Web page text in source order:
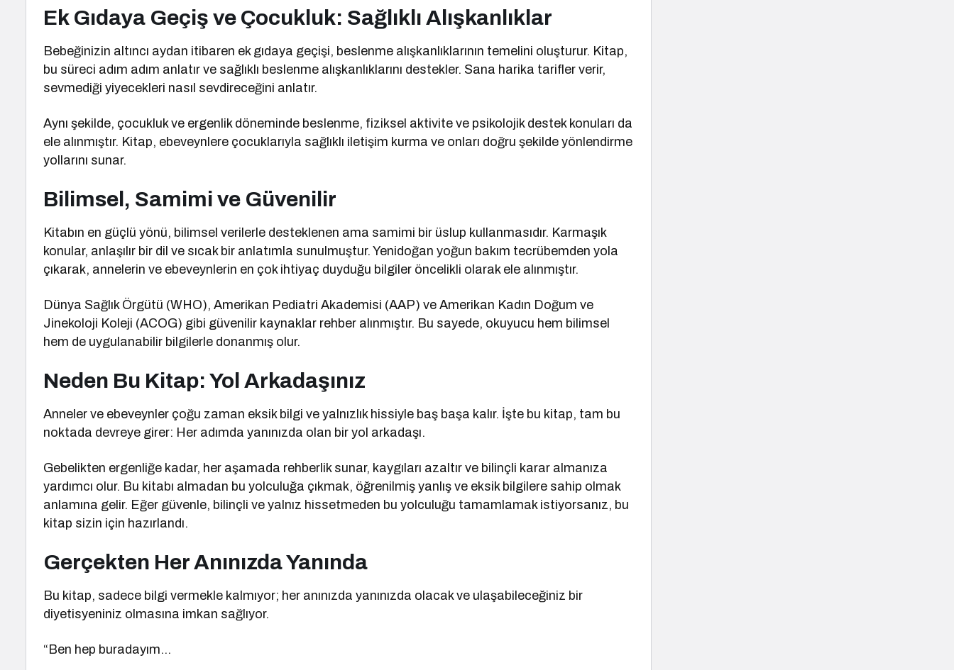
Ek Gıdaya Geçiş ve Çocukluk: Sağlıklı Alışkanlıklar
Bebeğinizin altıncı aydan itibaren ek gıdaya geçişi, beslenme alışkanlıklarının temelini oluşturur. Kitap,
bu süreci adım adım anlatır ve sağlıklı beslenme alışkanlıklarını destekler. Sana harika tarifler verir,
sevmediği yiyecekleri nasıl sevdireceğini anlatır.
Aynı şekilde, çocukluk ve ergenlik döneminde beslenme, fiziksel aktivite ve psikolojik destek konuları da
ele alınmıştır. Kitap, ebeveynlere çocuklarıyla sağlıklı iletişim kurma ve onları doğru şekilde yönlendirme
yollarını sunar.
Bilimsel, Samimi ve Güvenilir
Kitabın en güçlü yönü, bilimsel verilerle desteklenen ama samimi bir üslup kullanmasıdır. Karmaşık
konular, anlaşılır bir dil ve sıcak bir anlatımla sunulmuştur. Yenidoğan yoğun bakım tecrübemden yola
çıkarak, annelerin ve ebeveynlerin en çok ihtiyaç duyduğu bilgiler öncelikli olarak ele alınmıştır.
Dünya Sağlık Örgütü (WHO), Amerikan Pediatri Akademisi (AAP) ve Amerikan Kadın Doğum ve
Jinekoloji Koleji (ACOG) gibi güvenilir kaynaklar rehber alınmıştır. Bu sayede, okuyucu hem bilimsel
hem de uygulanabilir bilgilerle donanmış olur.
Neden Bu Kitap: Yol Arkadaşınız
Anneler ve ebeveynler çoğu zaman eksik bilgi ve yalnızlık hissiyle baş başa kalır. İşte bu kitap, tam bu
noktada devreye girer: Her adımda yanınızda olan bir yol arkadaşı.
Gebelikten ergenliğe kadar, her aşamada rehberlik sunar, kaygıları azaltır ve bilinçli karar almanıza
yardımcı olur. Bu kitabı almadan bu yolculuğa çıkmak, öğrenilmiş yanlış ve eksik bilgilere sahip olmak
anlamına gelir. Eğer güvenle, bilinçli ve yalnız hissetmeden bu yolculuğu tamamlamak istiyorsanız, bu
kitap sizin için hazırlandı.
Gerçekten Her Anınızda Yanında
Bu kitap, sadece bilgi vermekle kalmıyor; her anınızda yanınızda olacak ve ulaşabileceğiniz bir
diyetisyeniniz olmasına imkan sağlıyor.
“Ben hep buradayım…